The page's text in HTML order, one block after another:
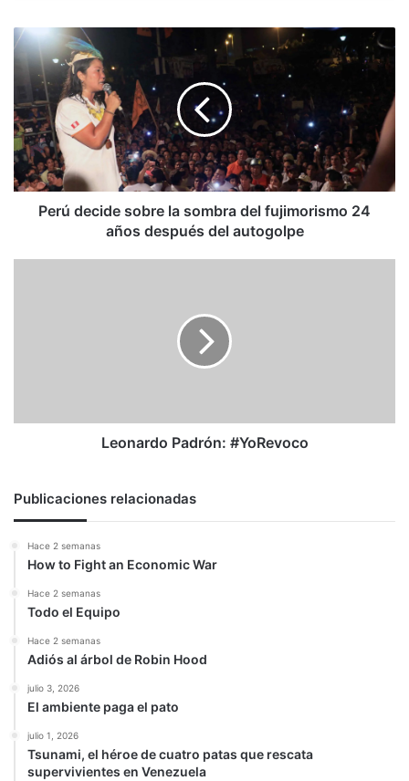
Perú
decide
sobre
sombra
del
fujimorismo
24
años
despuésPerú decide sobre la sombra del fujimorismo 24
años después del autogolpe
Leonardo Padrón: #YoRevoco
Publicaciones relacionadas
Hace 2 semanas
How to Fight an Economic War
Hace 2 semanas
Todo el Equipo
Hace 2 semanas
Adiós al árbol de Robin Hood
julio 3, 2026
El ambiente paga el pato
julio 1, 2026
Tsunami, el héroe de cuatro patas que rescata
supervivientes en Venezuela